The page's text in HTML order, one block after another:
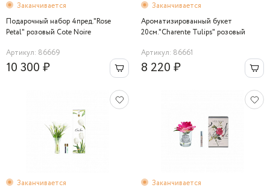
Заканчивается
Подарочный набор 4пред."Rose
Petal" розовый Cote Noire
Артикул: 86669
10 300 ₽
Заканчивается
Ароматизированный букет
20см."Charente Tulips" розовый
Артикул: 86661
8 220 ₽
Заканчивается
Заканчивается